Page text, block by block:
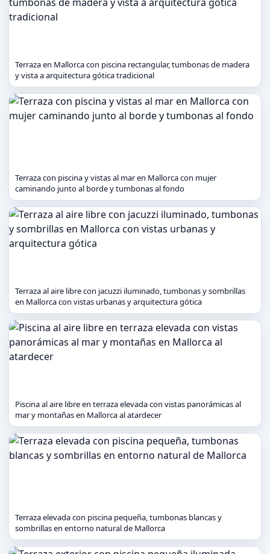
Terraza en Mallorca con piscina rectangular, tumbonas de madera
y vista a arquitectura gótica tradicional
Terraza con piscina y vistas al mar en Mallorca con mujer
caminando junto al borde y tumbonas al fondo
Terraza al aire libre con jacuzzi iluminado, tumbonas y sombrillas
en Mallorca con vistas urbanas y arquitectura gótica
Piscina al aire libre en terraza elevada con vistas panorámicas al
mar y montañas en Mallorca al atardecer
Terraza elevada con piscina pequeña, tumbonas blancas y
sombrillas en entorno natural de Mallorca